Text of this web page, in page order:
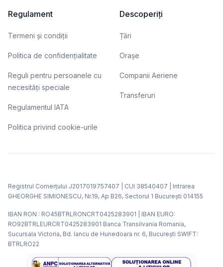
Regulament
Termeni și condiții
Politica de confidențialitate
Reguli pentru persoanele cu
necesități speciale
Regulamentul IATA
Politica privind cookie-urile
Descoperiți
Țări
Orașe
Companii Aeriene
Transferuri
Registrul Comerțului J2017019757407 | CUI 38540407 | Intrarea
GHEORGHE SIMIONESCU, Nr.19, Ap B26, Sectorul 1 Bucureşti 014155
IBAN RON : RO45BTRLRONCRT0425283901 | IBAN EURO:
RO92BTRLEURCRT0425283901 Banca Transilvania Romania,
Sucursala Victoria, Bd. Iancu de Hunedoara nr. 6, Bucureşti SWIFT:
BTRLRO22